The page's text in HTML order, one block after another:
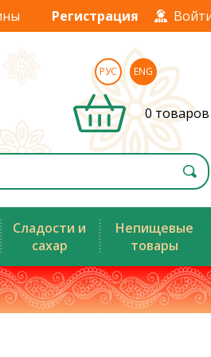
Регистрация
РУС ENG
0 товаров
Сладости и
сахар
Непищевые
товары